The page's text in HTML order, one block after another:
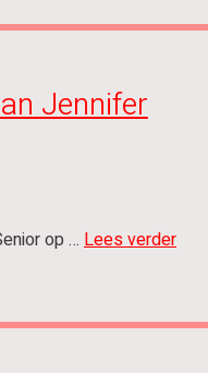
Jennifer
op … Lees verder